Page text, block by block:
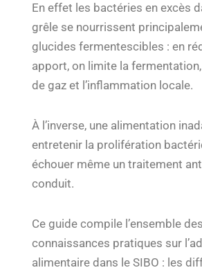
En effet les bactéries en excès
grêle se nourrissent
glucides fermentescibles : en
apport, on limite la
de gaz et l’inflammation locale.
À l’inverse, une alimentation
entretenir la prolifération
échouer même un traitement
conduit.
Ce guide compile l’ensemble des
connaissances pratiques sur
alimentaire dans le SIBO : les